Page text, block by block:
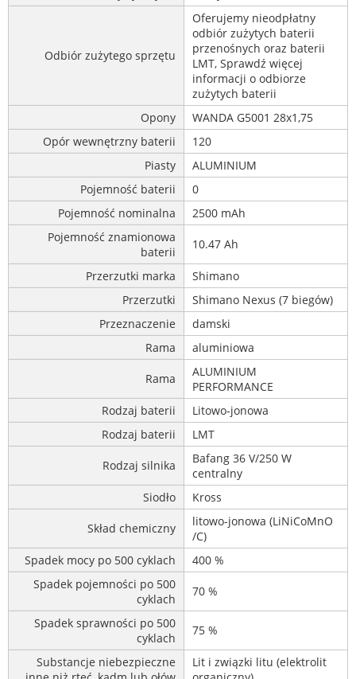
Odbiór zużytego sprzętu
Oferujemy nieodpłatny
odbiór zużytych baterii
przenośnych oraz baterii
LMT, Sprawdź więcej
informacji o odbiorze
zużytych baterii
Opony
WANDA G5001 28x1,75
Opór wewnętrzny baterii
120
Piasty
ALUMINIUM
Pojemność baterii
0
Pojemność nominalna
2500 mAh
Pojemność znamionowa
baterii
10.47 Ah
Przerzutki marka
Shimano
Przerzutki
Shimano Nexus (7 biegów)
Przeznaczenie
damski
Rama
aluminiowa
Rama
ALUMINIUM
PERFORMANCE
Rodzaj baterii
Litowo-jonowa
Rodzaj baterii
LMT
Rodzaj silnika
Bafang 36 V/250 W
centralny
Siodło
Kross
Skład chemiczny
litowo-jonowa (LiNiCoMnO
/C)
Spadek mocy po 500 cyklach
400 %
Spadek pojemności po 500
cyklach
70 %
Spadek sprawności po 500
cyklach
75 %
Substancje niebezpieczne
Lit i związki litu (elektrolit